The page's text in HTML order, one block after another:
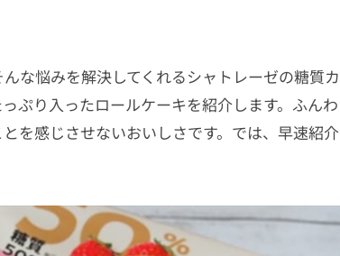
な悩みを解決してくれるシャトレーゼの糖質カ
ぷり入ったロールケーキを紹介します。ふんわ
を感じさせないおいしさです。では、早速紹介